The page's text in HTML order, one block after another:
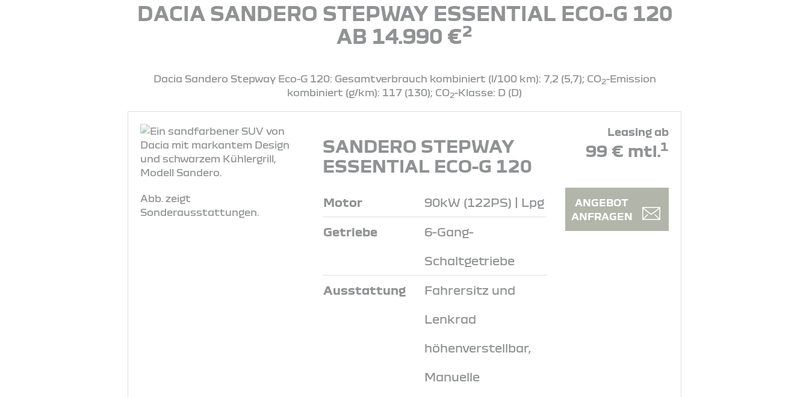
DACIA SANDERO STEPWAY ESSENTIAL ECO-G 120
AB 14.990 €2
Dacia Sandero Stepway Eco-G 120: Gesamtverbrauch kombiniert (l/100 km): 7,2 (5,7); CO2-Emission
kombiniert (g/km): 117 (130); CO2-Klasse: D (D)
Abb. zeigt
Sonderausstattungen.
SANDERO STEPWAY
ESSENTIAL ECO-G 120
Leasing ab
99 € mtl.1
Motor 90kW (122PS) | Lpg
Getriebe 6-Gang-
Schaltgetriebe
Ausstattung Fahrersitz und
Lenkrad
höhenverstellbar,
Manuelle
ANGEBOT
ANFRAGEN